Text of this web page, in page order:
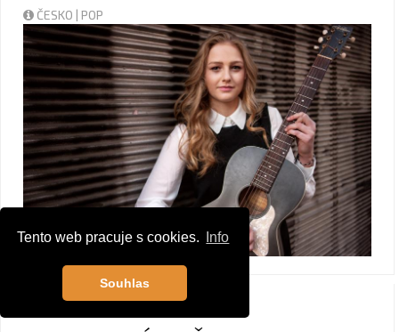
Tento web pracuje s cookies. Info
Souhlas
ČESKO | POP